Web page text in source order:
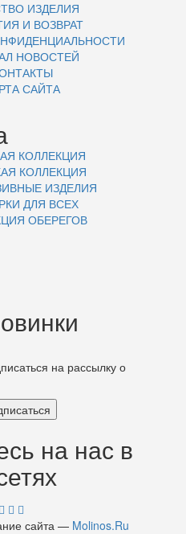
ИЗДЕЛИЯ
И ВОЗВРАТ
НОВОСТЕЙ
САЙТА
КОЛЛЕКЦИЯ
КОЛЛЕКЦИЯ
ИЗДЕЛИЯ
ДЛЯ ВСЕХ
ОБЕРЕГОВ
на рассылку о
на нас в
сайта — Molinos.Ru